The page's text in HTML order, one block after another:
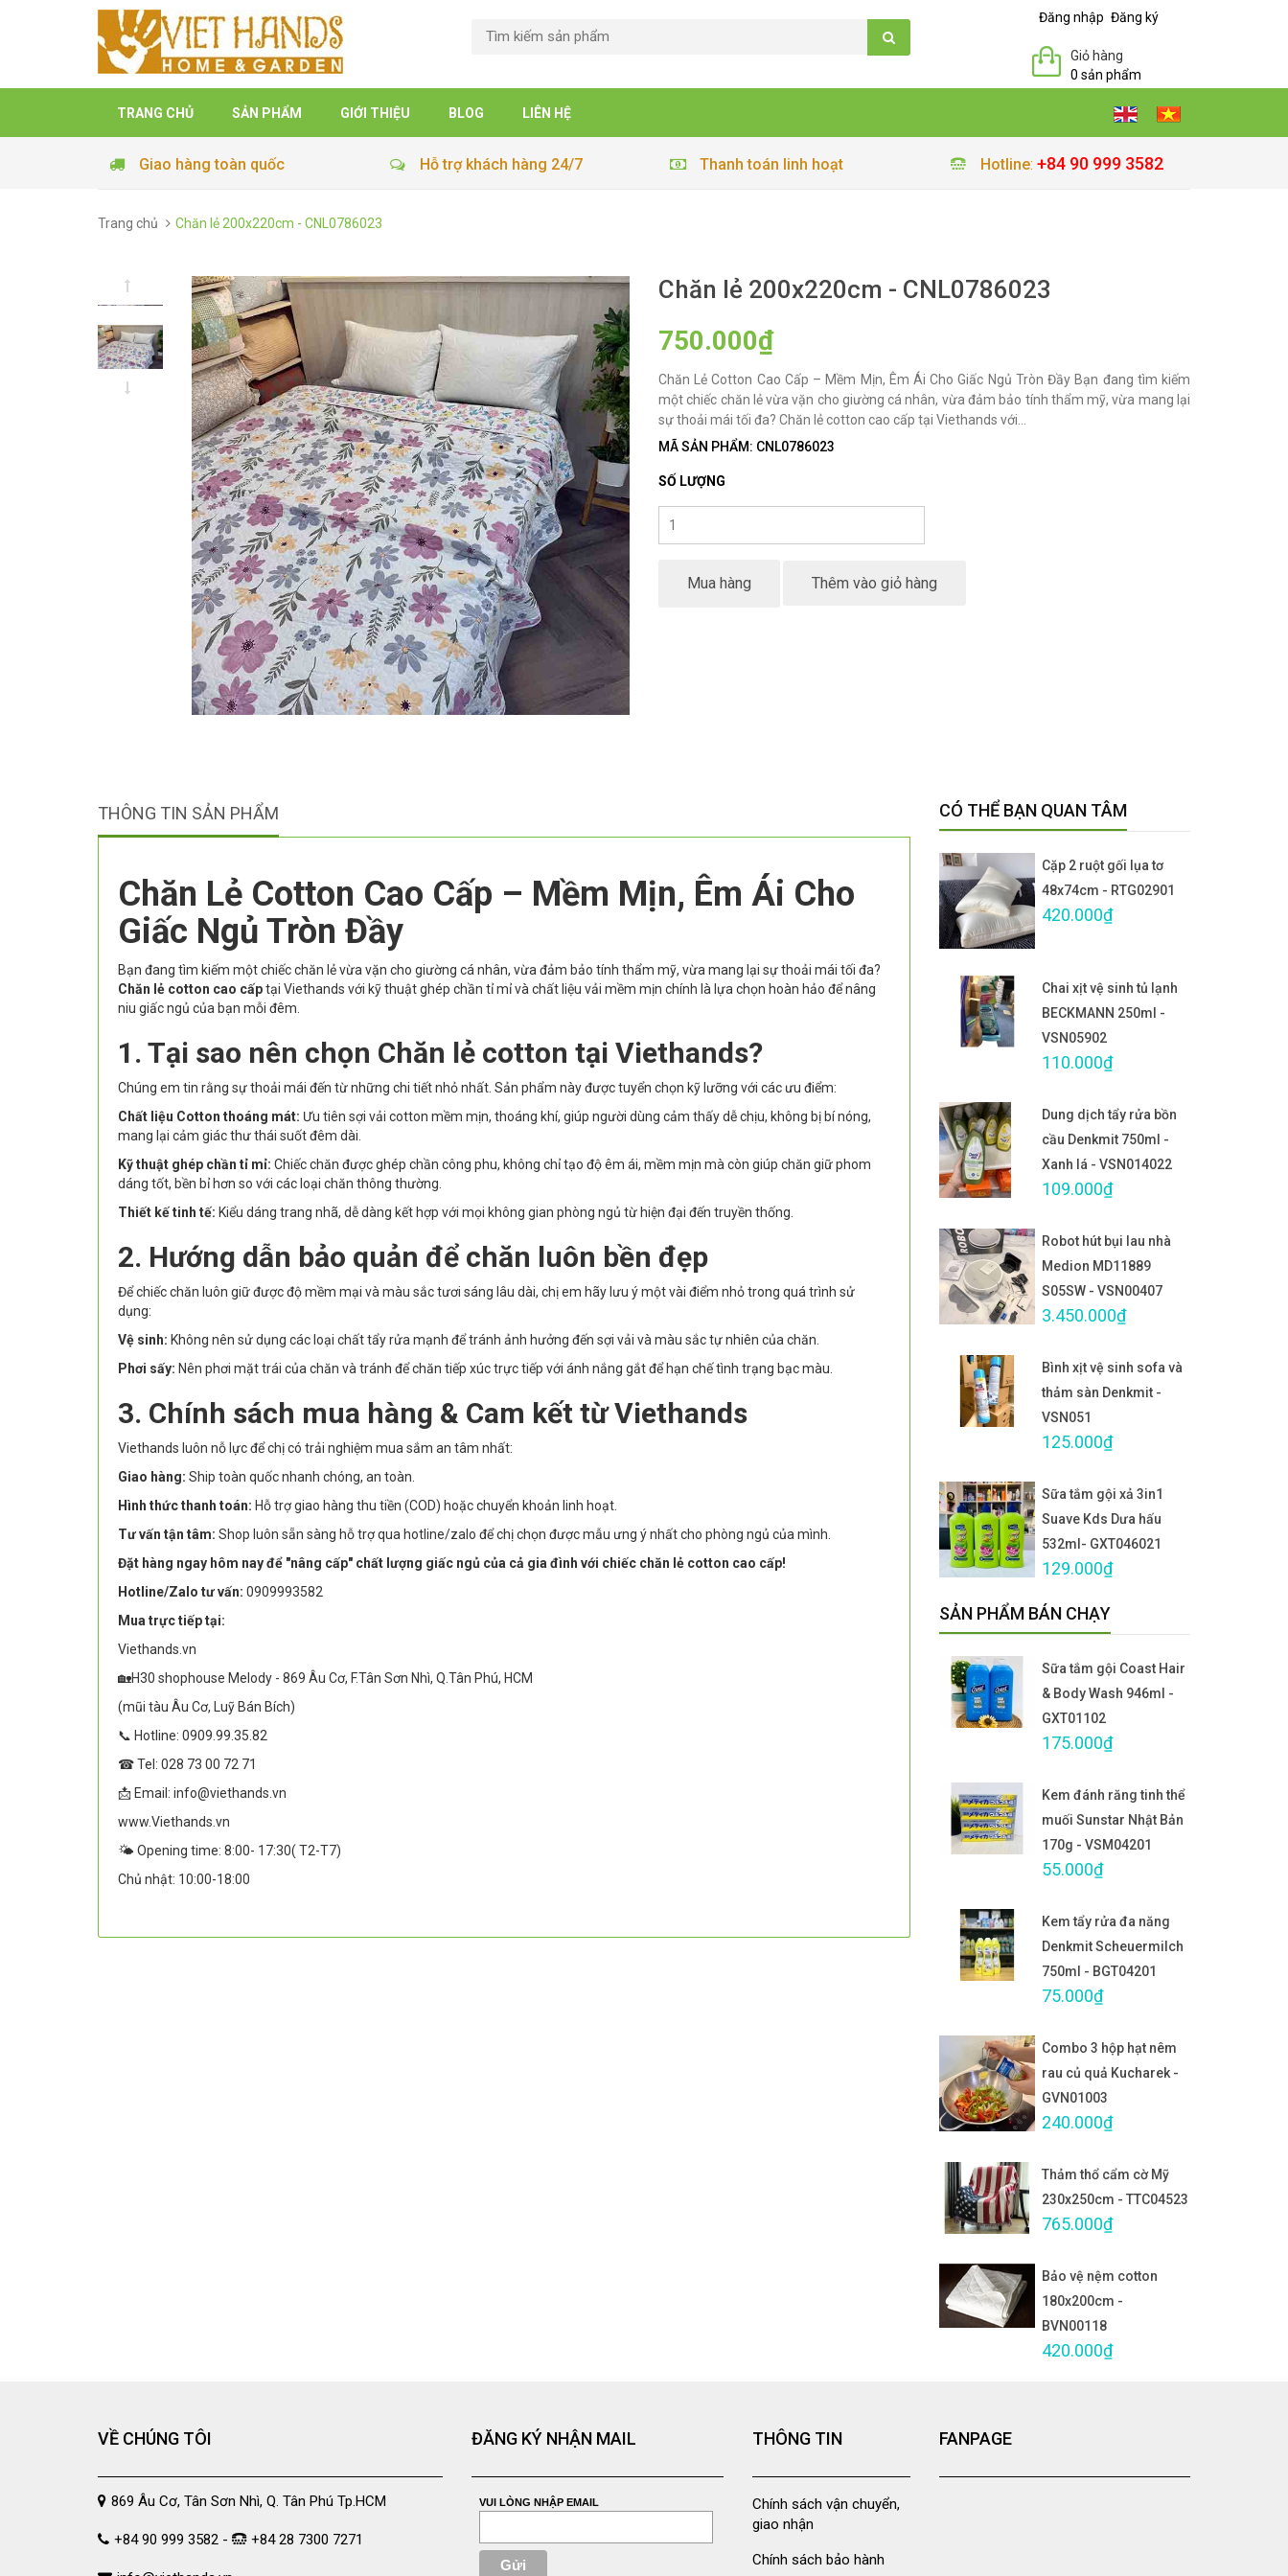
Đăng nhập Đăng ký
Giỏ hàng
0 sản phẩm
TRANG CHỦ SẢN PHẨM GIỚI THIỆU BLOG LIÊN HỆ
Giao hàng toàn quốc Hỗ trợ khách hàng 24/7 Thanh toán linh hoạt Hotline: +84 90 999 3582
Trang chủ Chăn lẻ 200x220cm - CNL0786023
Chăn lẻ 200x220cm - CNL0786023
750.000₫
Chăn Lẻ Cotton Cao Cấp – Mềm Mịn, Êm Ái Cho Giấc Ngủ Tròn Đầy Bạn đang tìm kiếm
một chiếc chăn lẻ vừa vặn cho giường cá nhân, vừa đảm bảo tính thẩm mỹ, vừa mang lại
sự thoải mái tối đa? Chăn lẻ cotton cao cấp tại Viethands với...
MÃ SẢN PHẨM: CNL0786023
SỐ LƯỢNG
Mua hàng Thêm vào giỏ hàng
THÔNG TIN SẢN PHẨM
Chăn Lẻ Cotton Cao Cấp – Mềm Mịn, Êm Ái Cho
Giấc Ngủ Tròn Đầy
Bạn đang tìm kiếm một chiếc chăn lẻ vừa vặn cho giường cá nhân, vừa đảm bảo tính thẩm mỹ, vừa mang lại sự thoải mái tối đa?
Chăn lẻ cotton cao cấptại Viethands với kỹ thuật ghép chần tỉ mỉ và chất liệu vải mềm mịn chính là lựa chọn hoàn hảo để nâng
niu giấc ngủ của bạn mỗi đêm.
1. Tại sao nên chọn Chăn lẻ cotton tại Viethands?
Chúng em tin rằng sự thoải mái đến từ những chi tiết nhỏ nhất. Sản phẩm này được tuyển chọn kỹ lưỡng với các ưu điểm:
Chất liệu Cotton thoáng mát: Ưu tiên sợi vải cotton mềm mịn, thoáng khí, giúp người dùng cảm thấy dễ chịu, không bị bí nóng,
mang lại cảm giác thư thái suốt đêm dài.
Kỹ thuật ghép chần tỉ mỉ: Chiếc chăn được ghép chần công phu, không chỉ tạo độ êm ái, mềm mịn mà còn giúp chăn giữ phom
dáng tốt, bền bỉ hơn so với các loại chăn thông thường.
Thiết kế tinh tế: Kiểu dáng trang nhã, dễ dàng kết hợp với mọi không gian phòng ngủ từ hiện đại đến truyền thống.
2. Hướng dẫn bảo quản để chăn luôn bền đẹp
Để chiếc chăn luôn giữ được độ mềm mại và màu sắc tươi sáng lâu dài, chị em hãy lưu ý một vài điểm nhỏ trong quá trình sử
dụng:
Vệ sinh: Không nên sử dụng các loại chất tẩy rửa mạnh để tránh ảnh hưởng đến sợi vải và màu sắc tự nhiên của chăn.
Phơi sấy: Nên phơi mặt trái của chăn và tránh để chăn tiếp xúc trực tiếp với ánh nắng gắt để hạn chế tình trạng bạc màu.
3. Chính sách mua hàng & Cam kết từ Viethands
Viethands luôn nỗ lực để chị có trải nghiệm mua sắm an tâm nhất:
Giao hàng: Ship toàn quốc nhanh chóng, an toàn.
Hình thức thanh toán: Hỗ trợ giao hàng thu tiền (COD) hoặc chuyển khoản linh hoạt.
Tư vấn tận tâm: Shop luôn sẵn sàng hỗ trợ qua hotline/zalo để chị chọn được mẫu ưng ý nhất cho phòng ngủ của mình.
Đặt hàng ngay hôm nay để "nâng cấp" chất lượng giấc ngủ của cả gia đình với chiếc chăn lẻ cotton cao cấp!
Hotline/Zalo tư vấn: 0909993582
Mua trực tiếp tại:
Viethands.vn
🏡H30 shophouse Melody - 869 Âu Cơ, F.Tân Sơn Nhì, Q.Tân Phú, HCM
(mũi tàu Âu Cơ, Luỹ Bán Bích)
📞 Hotline: 0909.99.35.82
☎ Tel: 028 73 00 72 71
📩 Email: info@viethands.vn
www.Viethands.vn
🌤️ Opening time: 8:00- 17:30( T2-T7)
Chủ nhật: 10:00-18:00
CÓ THỂ BẠN QUAN TÂM
Cặp 2 ruột gối lụa tơ
48x74cm - RTG02901
420.000₫
Chai xịt vệ sinh tủ lạnh
BECKMANN 250ml -
VSN05902
110.000₫
Dung dịch tẩy rửa bồn
cầu Denkmit 750ml -
Xanh lá - VSN014022
109.000₫
Robot hút bụi lau nhà
Medion MD11889
S05SW - VSN00407
3.450.000₫
Bình xịt vệ sinh sofa và
thảm sàn Denkmit -
VSN051
125.000₫
Sữa tắm gội xả 3in1
Suave Kds Dưa hấu
532ml- GXT046021
129.000₫
SẢN PHẨM BÁN CHẠY
Sữa tắm gội Coast Hair
& Body Wash 946ml -
GXT01102
175.000₫
Kem đánh răng tinh thể
muối Sunstar Nhật Bản
170g - VSM04201
55.000₫
Kem tẩy rửa đa năng
Denkmit Scheuermilch
750ml - BGT04201
75.000₫
Combo 3 hộp hạt nêm
rau củ quả Kucharek -
GVN01003
240.000₫
Thảm thổ cẩm cờ Mỹ
230x250cm - TTC04523
765.000₫
Bảo vệ nệm cotton
180x200cm -
BVN00118
420.000₫
VỀ CHÚNG TÔI
869 Âu Cơ, Tân Sơn Nhì, Q. Tân Phú Tp.HCM
+84 90 999 3582 - +84 28 7300 7271
ĐĂNG KÝ NHẬN MAIL
VUI LÒNG NHẬP EMAIL
THÔNG TIN
Chính sách vận chuyển,
giao nhận
Chính sách bảo hành
FANPAGE